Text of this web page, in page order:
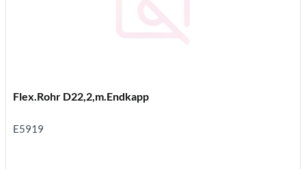
Flex.Rohr D22,2,m.Endkapp
E5919